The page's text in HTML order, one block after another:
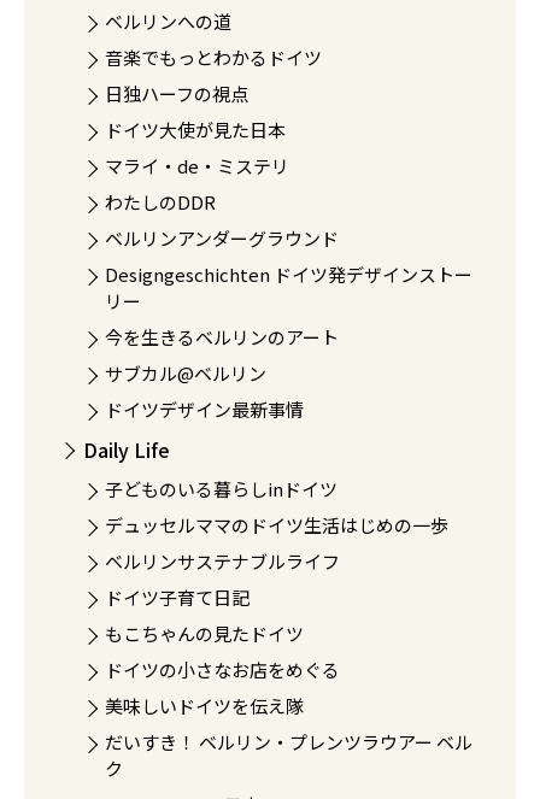
ベルリンへの道
音楽でもっとわかるドイツ
日独ハーフの視点
ドイツ大使が見た日本
マライ・de・ミステリ
わたしのDDR
ベルリンアンダーグラウンド
Designgeschichten ドイツ発デザインストー
リー
今を生きるベルリンのアート
サブカル@ベルリン
ドイツデザイン最新事情
Daily Life
子どものいる暮らしinドイツ
デュッセルママのドイツ生活はじめの一歩
ベルリンサステナブルライフ
ドイツ子育て日記
もこちゃんの見たドイツ
ドイツの小さなお店をめぐる
美味しいドイツを伝え隊
だいすき！ ベルリン・プレンツラウアー ベル
ク